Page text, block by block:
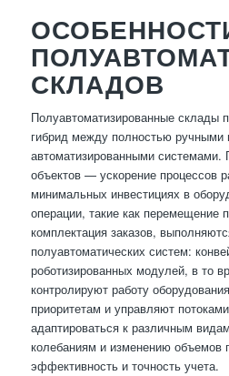
СКЛАДОВ
Полуавтоматизированные склады
гибрид между полностью ручными
автоматизированными системами.
объектов — ускорение процессов
минимальных инвестициях в
операции, такие как перемещение
комплектация заказов,
полуавтоматических систем:
роботизированных модулей, в то
контролируют работу
приоритетам и управляют
адаптироваться к различным
колебаниям и изменению объемов
эффективность и точность учета.